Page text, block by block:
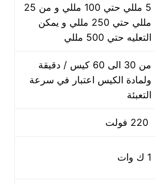
5 مللي حتي 100 مللي و من 25
مللي حتي 250 مللي و يمكن
التعليه حتي 500 مللي
من 30 الى 60 كيس / دقيقة
ولمادة الكيس اعتبار في سرعة
التعبئة
1 ك وات